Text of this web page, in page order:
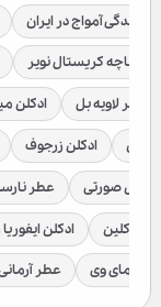
نمایندگی آمواج در ایران
ورساچه کریستال نویر
عطر لاویه بل ادکلن
ادکلن زرجوف
صورتی عطر
کلین ادکلن ایفوریا
عطر مای وی عطر